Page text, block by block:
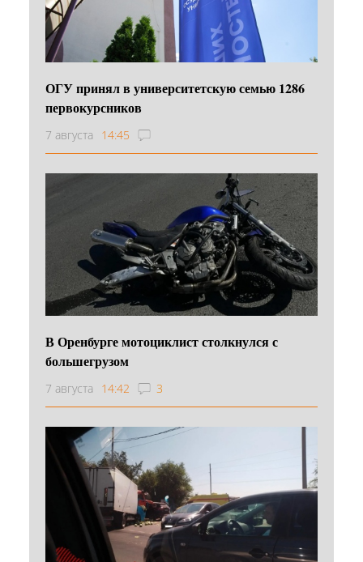
ОГУ принял в университетскую семью 1286
первокурсников
7 августа 14:45
В Оренбурге мотоциклист столкнулся с
большегрузом
7 августа 14:42 3